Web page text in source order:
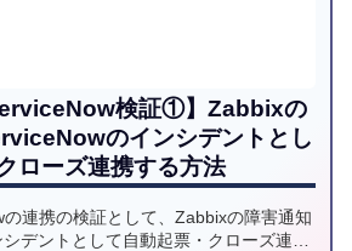
検証①】Zabbixの
のインシデントとし
ローズ連携する方法
連携の検証として、Zabbixの障害通知
デントとして自動起票・クローズ連携